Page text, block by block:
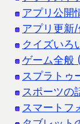
アプリ公開
アプリ更新
クイズいろ
ゲーム全般
スプラトゥ
スポーツの
スマートフ